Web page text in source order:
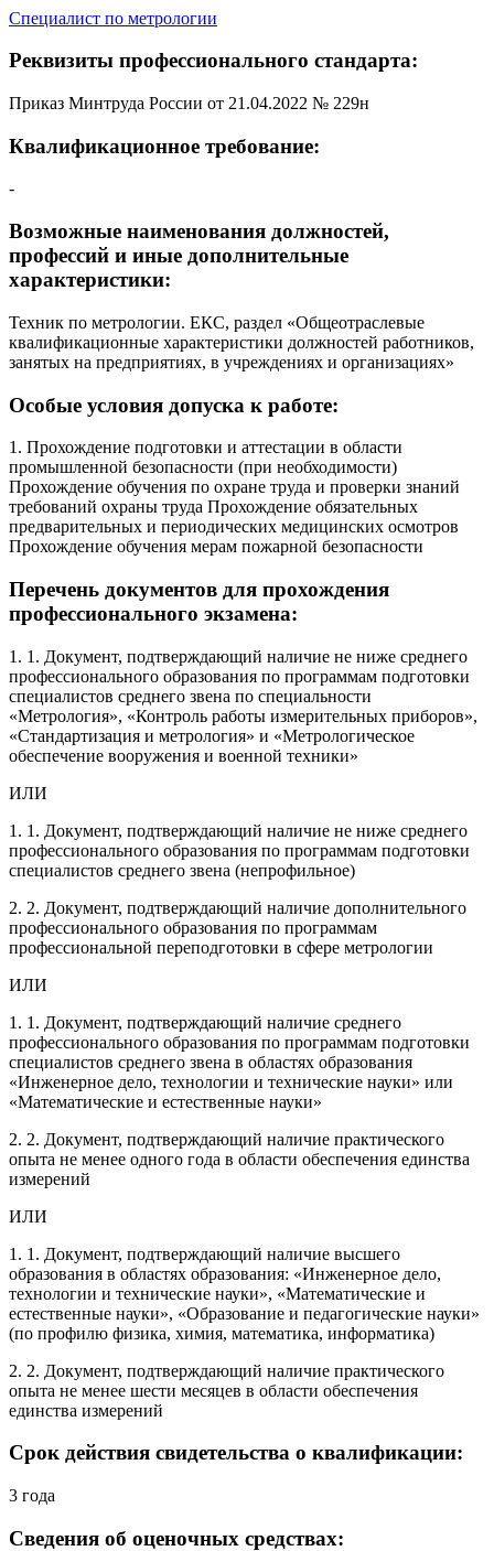
Специалист по метрологии
Реквизиты профессионального стандарта:
Приказ Минтруда России от 21.04.2022 № 229н
Квалификационное требование:
-
Возможные наименования должностей,
профессий и иные дополнительные
характеристики:
Техник по метрологии. ЕКС, раздел «Общеотраслевые
квалификационные характеристики должностей работников,
занятых на предприятиях, в учреждениях и организациях»
Особые условия допуска к работе:
1. Прохождение подготовки и аттестации в области
промышленной безопасности (при необходимости)
Прохождение обучения по охране труда и проверки знаний
требований охраны труда Прохождение обязательных
предварительных и периодических медицинских осмотров
Прохождение обучения мерам пожарной безопасности
Перечень документов для прохождения
профессионального экзамена:
1. 1. Документ, подтверждающий наличие не ниже среднего
профессионального образования по программам подготовки
специалистов среднего звена по специальности
«Метрология», «Контроль работы измерительных приборов»,
«Стандартизация и метрология» и «Метрологическое
обеспечение вооружения и военной техники»
ИЛИ
1. 1. Документ, подтверждающий наличие не ниже среднего
профессионального образования по программам подготовки
специалистов среднего звена (непрофильное)
2. 2. Документ, подтверждающий наличие дополнительного
профессионального образования по программам
профессиональной переподготовки в сфере метрологии
ИЛИ
1. 1. Документ, подтверждающий наличие среднего
профессионального образования по программам подготовки
специалистов среднего звена в областях образования
«Инженерное дело, технологии и технические науки» или
«Математические и естественные науки»
2. 2. Документ, подтверждающий наличие практического
опыта не менее одного года в области обеспечения единства
измерений
ИЛИ
1. 1. Документ, подтверждающий наличие высшего
образования в областях образования: «Инженерное дело,
технологии и технические науки», «Математические и
естественные науки», «Образование и педагогические науки»
(по профилю физика, химия, математика, информатика)
2. 2. Документ, подтверждающий наличие практического
опыта не менее шести месяцев в области обеспечения
единства измерений
Срок действия свидетельства о квалификации:
3 года
Сведения об оценочных средствах: